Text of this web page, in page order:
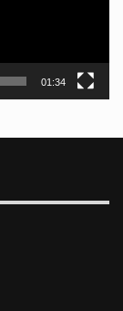
01:34